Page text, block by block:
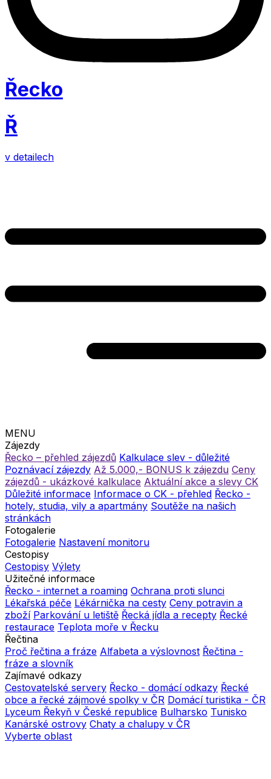
Řecko
Ř
v detailech
MENU
Zájezdy
Řecko – přehled zájezdů Kalkulace slev - důležité
Poznávací zájezdy Až 5.000,- BONUS k zájezdu Ceny
zájezdů - ukázkové kalkulace Aktuální akce a slevy CK
Důležité informace Informace o CK - přehled Řecko -
hotely, studia, vily a apartmány Soutěže na našich
stránkách
Fotogalerie
Fotogalerie Nastavení monitoru
Cestopisy
Cestopisy Výlety
Užitečné informace
Řecko - internet a roaming Ochrana proti slunci
Lékařská péče Lékárnička na cesty Ceny potravin a
zboží Parkování u letiště Řecká jídla a recepty Řecké
restaurace Teplota moře v Řecku
Řečtina
Proč řečtina a fráze Alfabeta a výslovnost Řečtina -
fráze a slovník
Zajímavé odkazy
Cestovatelské servery Řecko - domácí odkazy Řecké
obce a řecké zájmové spolky v ČR Domácí turistika - ČR
Lyceum Řekyň v České republice Bulharsko Tunisko
Kanárské ostrovy Chaty a chalupy v ČR
Vyberte oblast